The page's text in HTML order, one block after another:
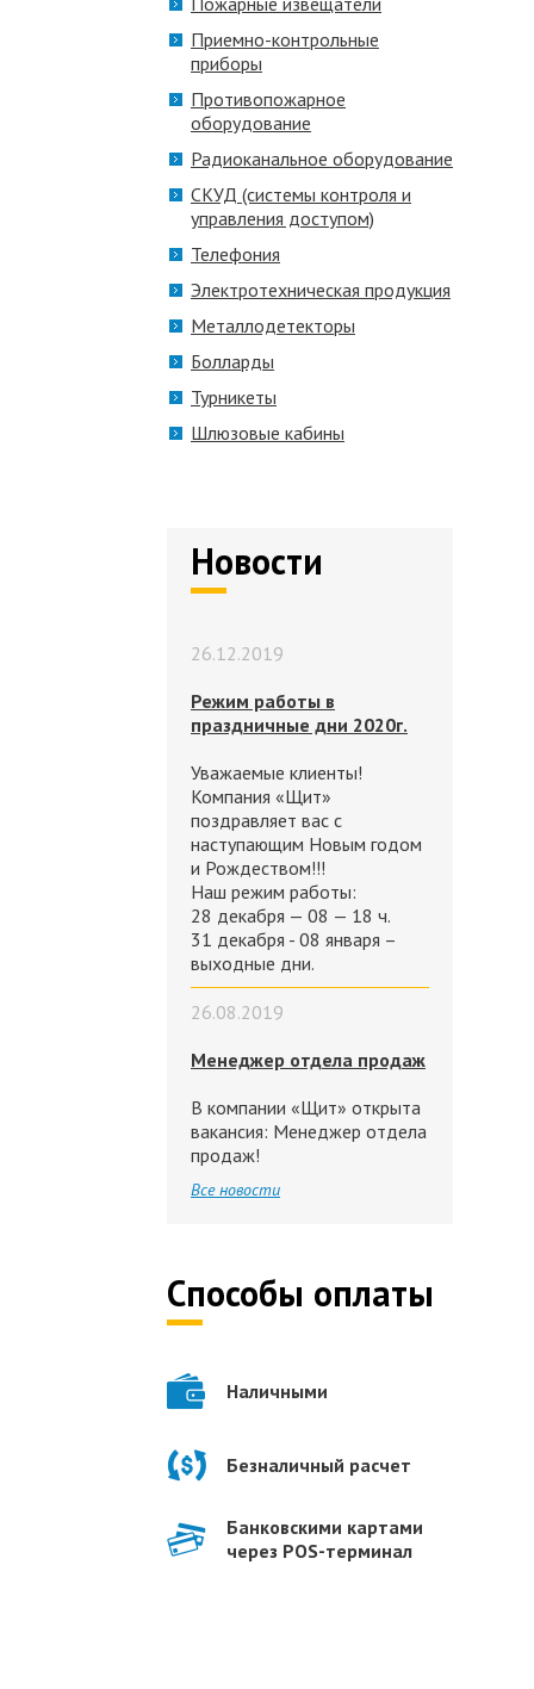
Приемно-контрольные
приборы
Противопожарное
оборудование
Радиоканальное оборудование
СКУД (системы контроля и
управления доступом)
Телефония
Электротехническая продукция
Металлодетекторы
Болларды
Турникеты
Шлюзовые кабины
Новости
26.12.2019
Режим работы в
праздничные дни 2020г.
Уважаемые клиенты!
Компания «Щит»
поздравляет вас с
наступающим Новым годом
и Рождеством!!!
Наш режим работы:
28 декабря — 08 — 18 ч.
31 декабря - 08 января –
выходные дни.
26.08.2019
Менеджер отдела продаж
В компании «Щит» открыта
вакансия: Менеджер отдела
продаж!
Все новости
Способы оплаты
Наличными
Безналичный расчет
Банковскими картами
через POS-терминал